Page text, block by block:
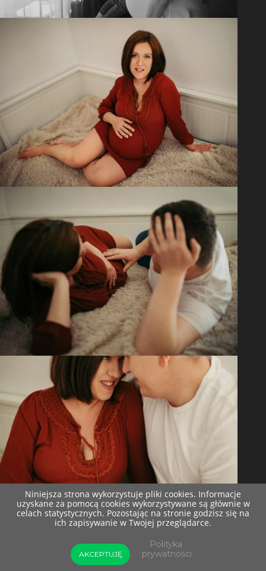
Niniejsza strona wykorzystuje pliki cookies. Informacje
uzyskane za pomocą cookies wykorzystywane są głównie w
celach statystycznych. Pozostając na stronie godzisz się na
ich zapisywanie w Twojej przeglądarce.
AKCEPTUJĘ
Polityka
prywatności